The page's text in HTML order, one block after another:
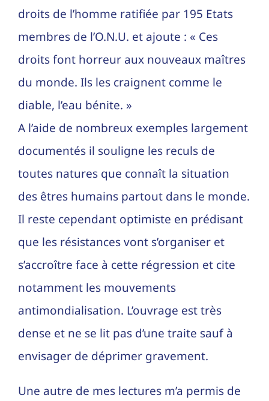
droits de l’homme ratifiée par 195 Etats
membres de l’O.N.U. et ajoute : « Ces
droits font horreur aux nouveaux maîtres
du monde. Ils les craignent comme le
diable, l’eau bénite. »
A l’aide de nombreux exemples largement
documentés il souligne les reculs de
toutes natures que connaît la situation
des êtres humains partout dans le monde.
Il reste cependant optimiste en prédisant
que les résistances vont s’organiser et
s’accroître face à cette régression et cite
notamment les mouvements
antimondialisation. L’ouvrage est très
dense et ne se lit pas d’une traite sauf à
envisager de déprimer gravement.
Une autre de mes lectures m’a permis de